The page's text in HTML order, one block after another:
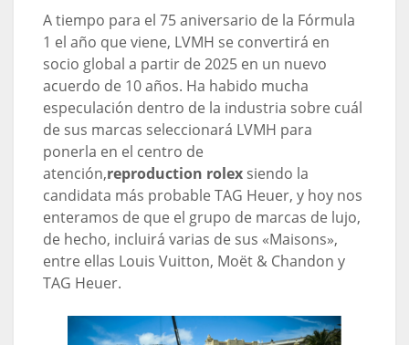
A tiempo para el 75 aniversario de la Fórmula
1 el año que viene, LVMH se convertirá en
socio global a partir de 2025 en un nuevo
acuerdo de 10 años. Ha habido mucha
especulación dentro de la industria sobre cuál
de sus marcas seleccionará LVMH para
ponerla en el centro de
atención,reproduction rolexsiendo la
candidata más probable TAG Heuer, y hoy nos
enteramos de que el grupo de marcas de lujo,
de hecho, incluirá varias de sus «Maisons»,
entre ellas Louis Vuitton, Moët & Chandon y
TAG Heuer.